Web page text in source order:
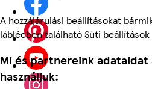
A hozzájárulási beállításokat
láblécben található Süti
Mi és partnereink
használjuk: